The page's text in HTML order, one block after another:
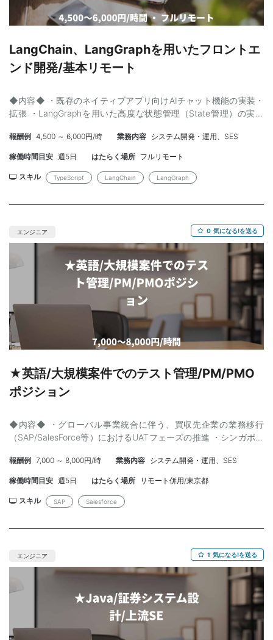
ン対応／同期処理の設計経験 ・パフォーマンスチューニング経験
LangChain、LangGraphを用いたフロントエ
ンド開発/基本リモート
◆内容◆ ・既存のネイティブアプリ向けAIチャット機能の実装・
拡張 ・LangGraphを用いた高度な状態管理（State管理）の実装
域の開発 【開発環境】 言語：TypeScript FW：LangChain,
LangGraph インフラ・DB：Amazon Bedrock ◆スキル◆ 【必
びLangGraph、両方の実務経験 【尚可】 ・LLMを活用したアプリ
報酬例 4,500 ～ 6,000円/時 業務内容 システム開発・運用、SES
稼働時間目安 週5日 はたらく場所 フルリモート
スキル TypeScript LangChain LangGraph
エンジニア 0 気になる!を送る
★英語/大規模案件でのテスト管理/PM/PMO
ポジション
◆内容◆ ・グローバル事業統合に伴う、買収先企業の業務移行
（SAP/SalesForce等）におけるUATフェーズの推進 ・シンガポー
および管理を担当 ・既存のテスト計画書に基づき、現場の推進力
を高めるためのマネジメント業務 【工程】テスト・管理 【開発環
規模案件におけるテスト計画、管理経験 ・高レベルなプロジェク
ニケーション能力 ・英語（上級：海外拠点との折衝が可能なレベ
ムに対し、協調しつつも率直に提言ができる方
報酬例 7,000 ～ 8,000円/時 業務内容 システム開発・運用、SES
稼働時間目安 週5日 はたらく場所 リモート併用/東京都
スキル SAP Salesforce
エンジニア 1 気になる!を送る